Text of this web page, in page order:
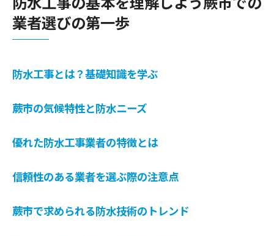
初心者に優しい防水工事業者の見分け方
埼玉県蕨市の防水工事業者の過去実績を確認す
施工実績から見る信頼性の判断基準
顧客レビューが語る業者の実績と信頼性
実績公開が業者選びに与える安心感
は
業者選びの第一歩
防水工事とは？基礎知識を学ぶ
蕨市の気候特性と防水ニーズ
優れた防水工事業者の特徴とは
信頼性のある業者を選ぶ際の注意点
蕨市で求められる防水技術のトレンド